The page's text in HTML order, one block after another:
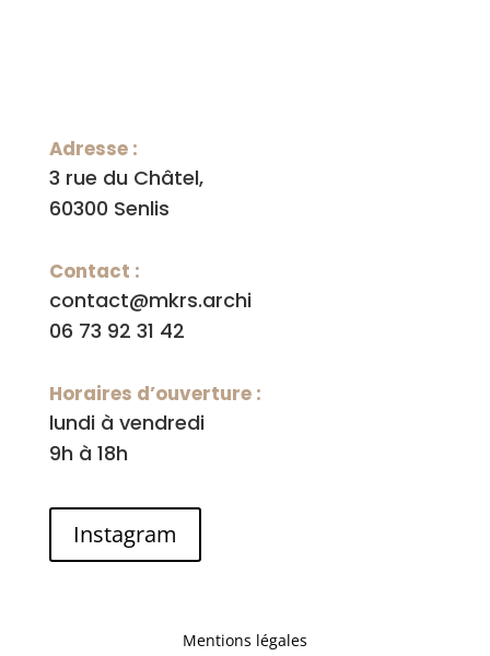
Adresse :
3 rue du Châtel,
60300 Senlis
Contact :
contact@mkrs.archi
06 73 92 31 42
Horaires d’ouverture :
lundi à vendredi
9h à 18h
Instagram
Mentions légales